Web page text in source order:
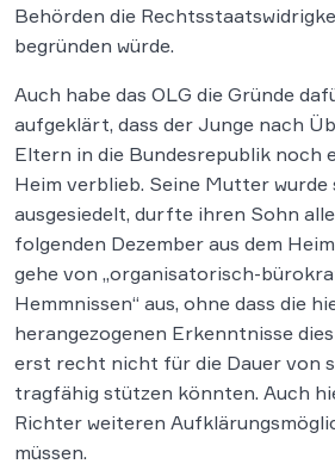
Behörden die
begründen würde.
Auch habe das OLG die Gründe
aufgeklärt, dass der Junge nach
Eltern in die Bundesrepublik noch
Heim verblieb. Seine Mutter
ausgesiedelt, durfte ihren Sohn
folgenden Dezember aus dem
gehe von „organisatorisch-
Hemmnissen“ aus, ohne dass die
herangezogenen Erkenntnisse
erst recht nicht für die Dauer von
tragfähig stützen könnten. Auch
Richter weiteren
müssen.